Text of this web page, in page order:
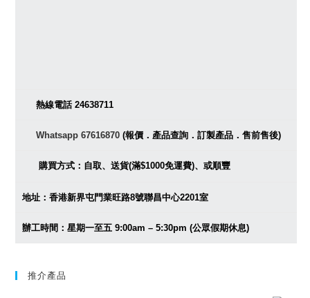
熱線電話 24638711
Whatsapp 67616870 (報價．產品查詢．訂製產品．售前售後)
購買方式：自取、送貨(滿$1000免運費)、或順豐
地址：香港新界屯門業旺路8號聯昌中心2201室
辦工時間：星期一至五 9:00am – 5:30pm (公眾假期休息)
推介產品